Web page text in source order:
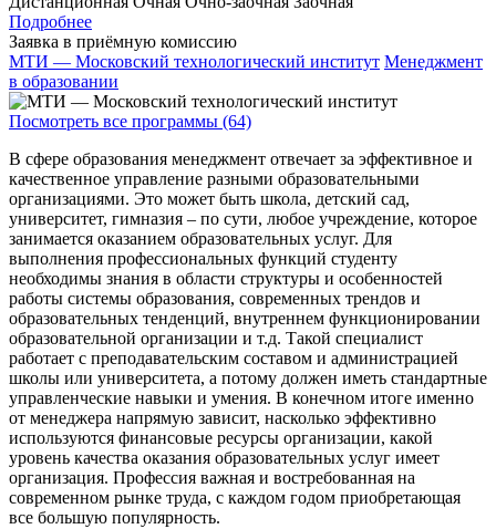
Подробнее
Заявка в приёмную комиссию
МТИ — Московский технологический институт Менеджмент
в образовании
Посмотреть все программы (64)
В сфере образования менеджмент отвечает за эффективное и
качественное управление разными образовательными
организациями. Это может быть школа, детский сад,
университет, гимназия – по сути, любое учреждение, которое
занимается оказанием образовательных услуг. Для
выполнения профессиональных функций студенту
необходимы знания в области структуры и особенностей
работы системы образования, современных трендов и
образовательных тенденций, внутреннем функционировании
образовательной организации и т.д. Такой специалист
работает с преподавательским составом и администрацией
школы или университета, а потому должен иметь стандартные
управленческие навыки и умения. В конечном итоге именно
от менеджера напрямую зависит, насколько эффективно
используются финансовые ресурсы организации, какой
уровень качества оказания образовательных услуг имеет
организация. Профессия важная и востребованная на
современном рынке труда, с каждом годом приобретающая
все большую популярность.